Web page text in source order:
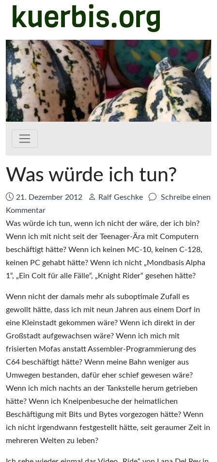
Zum Hauptinhalt springen
kuerbis.org
Was würde ich tun?
Datum:
21. Dezember 2012 Autor:
Ralf Geschke
Schreibe einen
Kommentarzu
Was
würde
ich
tun?
Was würde ich tun, wenn ich nicht der wäre, der ich bin?
Wenn ich mit nicht seit der Teenager-Ära mit Computern
beschäftigt hätte? Wenn ich keinen MC-10, keinen C-128,
keinen PC gehabt hätte? Wenn ich nicht „Mondbasis Alpha
1“, „Ein Colt für alle Fälle“, „Knight Rider“ gesehen hätte?
Wenn nicht der damals mehr als suboptimale Zufall es
gewollt hätte, dass ich mit neun Jahren aus einem Dorf in
eine Kleinstadt gekommen wäre? Wenn ich direkt in der
Großstadt aufgewachsen wäre? Wenn ich mich mit
frisierten Mofas anstatt Assembler-Programmierung des
C64 beschäftigt hätte? Wenn meine Bahn weniger aus
Umwegen bestanden, dafür eher schief gewesen wäre?
Wenn ich mich nachts an der Tankstelle herum getrieben
hätte? Wenn ich Kneipenbesuche der heimatlichen
Beschäftigung mit Bits und Bytes vorgezogen hätte? Wenn
ich nicht irgendwann festgestellt hätte, seit geraumer Zeit in
mehreren Welten zu leben?